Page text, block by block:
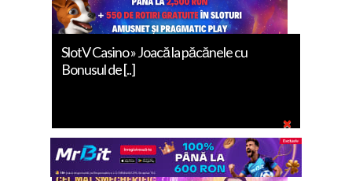
SlotV Casino » Joacă la păcănele cu
Bonusul de [..]